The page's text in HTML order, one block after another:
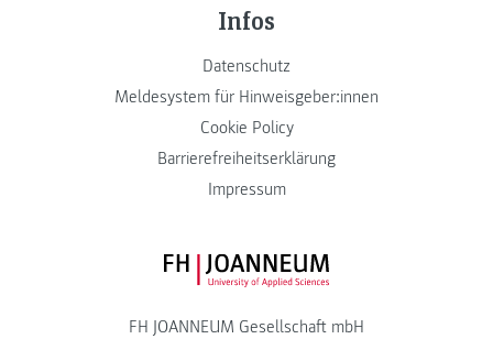
Infos
Datenschutz
Meldesystem für Hinweisgeber:innen
Cookie Policy
Barrierefreiheitserklärung
Impressum
FH JOANNEUM Logo
FH JOANNEUM Gesellschaft mbH